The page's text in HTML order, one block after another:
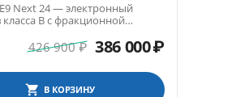
Next 24 — электронный
класса B с фракционной
426 900 ₽ 386 000₽
В КОРЗИНУ